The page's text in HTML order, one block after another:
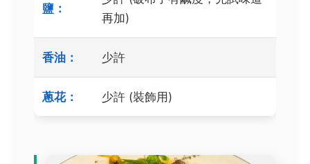
鹽：
再加)
香油： 少許
蔥花： 少許 (裝飾用)